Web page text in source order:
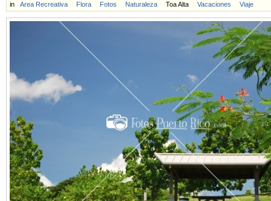
in Area Recreativa Flora Fotos Naturaleza Toa Alta Vacaciones Viaje